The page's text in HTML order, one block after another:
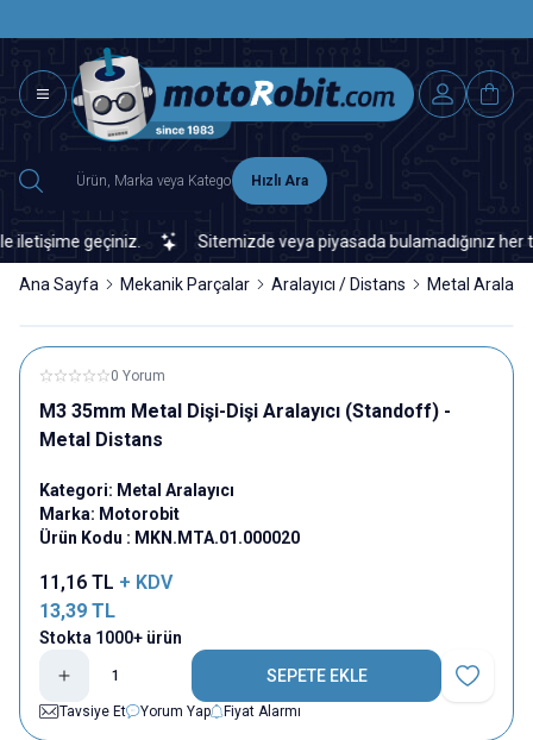
Hızlı Ara
geçiniz. Sitemizde veya piyasada bulamadığınız her
Ana Sayfa Mekanik Parçalar Aralayıcı / Distans Metal
0 Yorum
M3 35mm Metal Dişi-Dişi Aralayıcı (Standoff) -
Metal Distans
Kategori: Metal Aralayıcı
Marka: Motorobit
Ürün Kodu : MKN.MTA.01.000020
11,16 TL + KDV
13,39 TL
Stokta 1000+ ürün
SEPETE EKLE
Favoriye
Tavsiye Et
Yorum Yap Fiyat Alarmı